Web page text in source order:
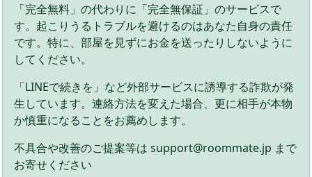
「完全無料」の代わりに「完全無保証」のサービスで
す。起こりうるトラブルを避けるのはあなた自身の責任
です。特に、部屋を見ずにお金を送ったりしないように
してください。
「LINEで続きを」など外部サービスに誘導する詐欺が発
生しています。連絡方法を変えた場合、更に相手が本物
か慎重になることをお薦めします。
不具合や改善のご提案等は support@roommate.jp まで
お寄せください